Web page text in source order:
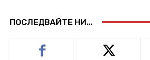
ПОСЛЕДВАЙТЕ НИ...